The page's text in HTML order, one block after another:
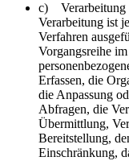
c) Verarbeitung
Verarbeitung ist
Verfahren
Vorgangsreihe
Erfassen, die
die Anpassung
Abfragen, die
Übermittlung,
Bereitstellung,
Einschränkung,